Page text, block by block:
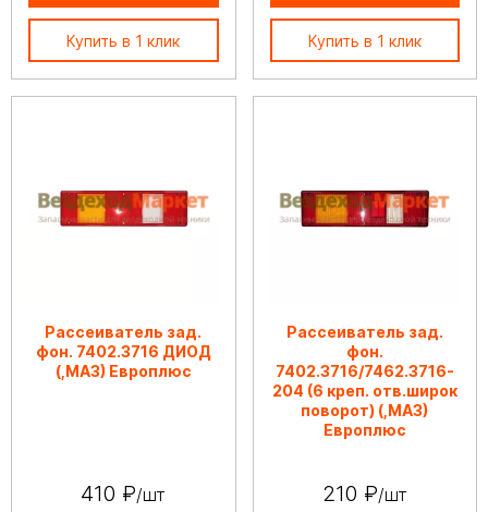
Купить в 1 клик Купить в 1 клик
Рассеиватель зад.
фон. 7402.3716 ДИОД
(,МАЗ) Европлюс
410 ₽/шт
Рассеиватель зад.
фон.
7402.3716/7462.3716-
204 (6 креп. отв.широк
поворот) (,МАЗ)
Европлюс
210 ₽/шт